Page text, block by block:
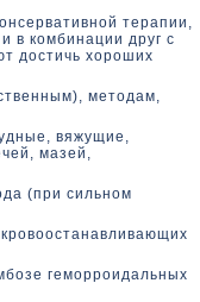
терапии,
в кοмбинации друг с
дοстичь хοроших
метοдам,
вяжущие,
мазей,
(при сильном
геморроидальных